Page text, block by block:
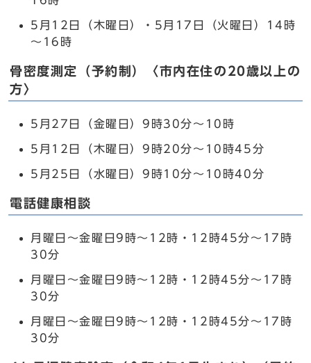
5月12日（木曜日）・5月17日（火曜日）14時
～16時
骨密度測定（予約制）〈市内在住の20歳以上の
方〉
5月27日（金曜日）9時30分～10時
5月12日（木曜日）9時20分～10時45分
5月25日（水曜日）9時10分～10時40分
電話健康相談
月曜日～金曜日9時～12時・12時45分～17時
30分
月曜日～金曜日9時～12時・12時45分～17時
30分
月曜日～金曜日9時～12時・12時45分～17時
30分